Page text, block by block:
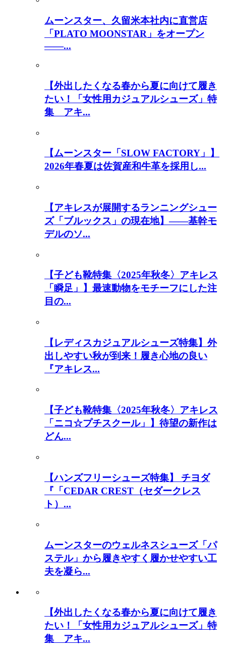
ムーンスター、久留米本社内に直営店
「PLATO MOONSTAR」をオープン
――...
【外出したくなる春から夏に向けて履き
たい！「女性用カジュアルシューズ」特
集 アキ...
【ムーンスター「SLOW FACTORY」】
2026年春夏は佐賀産和牛革を採用し...
【アキレスが展開するランニングシュー
ズ「ブルックス」の現在地】――基幹モ
デルのソ...
【子ども靴特集〈2025年秋冬〉アキレス
「瞬足」】最速動物をモチーフにした注
目の...
【レディスカジュアルシューズ特集】外
出しやすい秋が到来！履き心地の良い
『アキレス...
【子ども靴特集〈2025年秋冬〉アキレス
「ニコ☆プチスクール」】待望の新作は
どん...
【ハンズフリーシューズ特集】 チヨダ
『「CEDAR CREST（セダークレス
ト）...
ムーンスターのウェルネスシューズ「パ
ステル」から履きやすく履かせやすい工
夫を凝ら...
【外出したくなる春から夏に向けて履き
たい！「女性用カジュアルシューズ」特
集 アキ...